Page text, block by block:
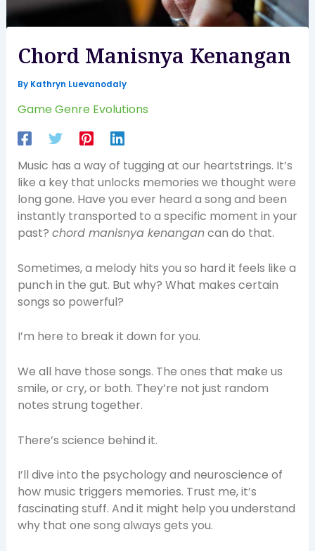
Chord Manisnya Kenangan
By Kathryn Luevanodaly
Game Genre Evolutions
Music has a way of tugging at our heartstrings. It’s
like a key that unlocks memories we thought were
long gone. Have you ever heard a song and been
instantly transported to a specific moment in your
past? chord manisnya kenangancan do that.
Sometimes, a melody hits you so hard it feels like a
punch in the gut. But why? What makes certain
songs so powerful?
I’m here to break it down for you.
We all have those songs. The ones that make us
smile, or cry, or both. They’re not just random
notes strung together.
There’s science behind it.
I’ll dive into the psychology and neuroscience of
how music triggers memories. Trust me, it’s
fascinating stuff. And it might help you understand
why that one song always gets you.